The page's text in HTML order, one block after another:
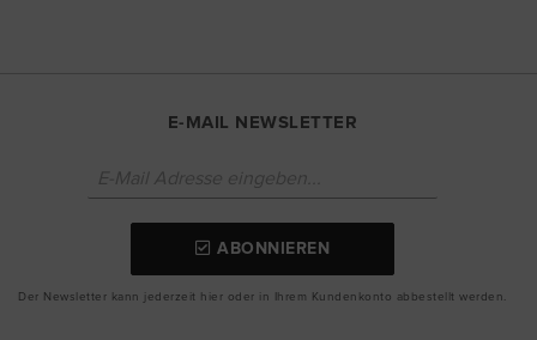
E-MAIL NEWSLETTER
ABONNIEREN
Der Newsletter kann jederzeit hier oder in Ihrem Kundenkonto abbestellt werden.